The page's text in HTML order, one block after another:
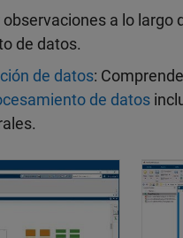
a lo
de datos.
de datos:
de datos
series temporales